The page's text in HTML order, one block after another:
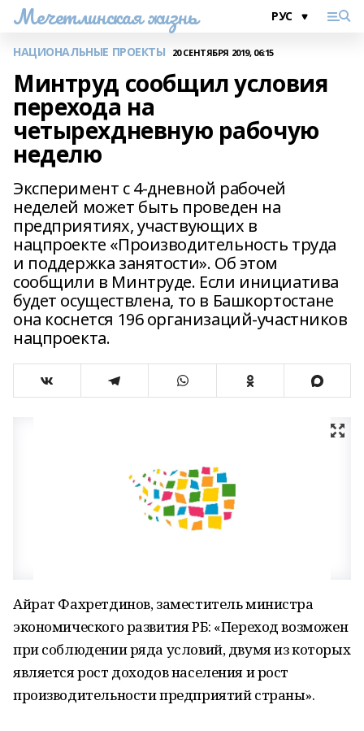
Мечетлинская жизнь
НАЦИОНАЛЬНЫЕ ПРОЕКТЫ 20 СЕНТЯБРЯ 2019, 06:15
Минтруд сообщил условия
перехода на
четырехдневную рабочую
неделю
Эксперимент с 4-дневной рабочей
неделей может быть проведен на
предприятиях, участвующих в
нацпроекте «Производительность труда
и поддержка занятости». Об этом
сообщили в Минтруде. Если инициатива
будет осуществлена, то в Башкортостане
она коснется 196 организаций-участников
нацпроекта.
Айрат Фахретдинов, заместитель министра
экономического развития РБ: «Переход возможен
при соблюдении ряда условий, двумя из которых
является рост доходов населения и рост
производительности предприятий страны».